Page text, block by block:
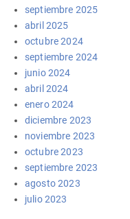
septiembre 2025
abril 2025
octubre 2024
septiembre 2024
junio 2024
abril 2024
enero 2024
diciembre 2023
noviembre 2023
octubre 2023
septiembre 2023
agosto 2023
julio 2023